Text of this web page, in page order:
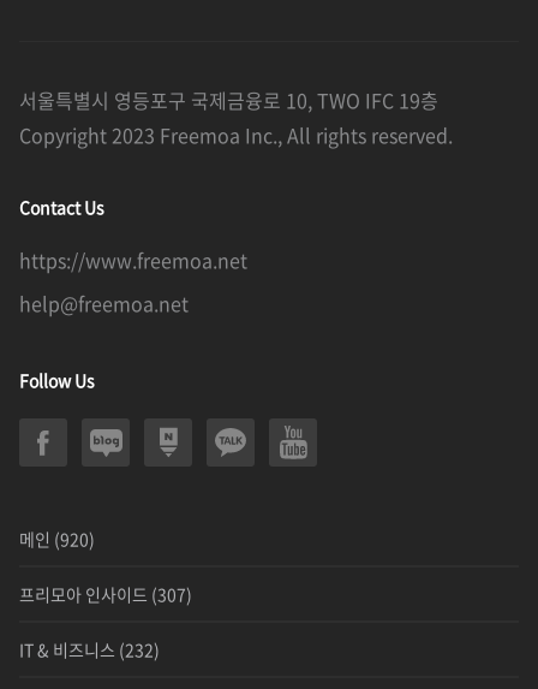
서울특별시 영등포구 국제금융로 10, TWO IFC 19층
Copyright 2023 Freemoa Inc., All rights reserved.
Contact Us
https://www.freemoa.net
help@freemoa.net
Follow Us
메인 (920)
프리모아 인사이드 (307)
IT & 비즈니스 (232)